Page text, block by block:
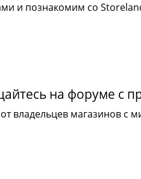
и познакомим со
на форуме с
владельцев магазинов с